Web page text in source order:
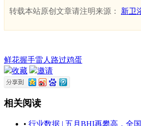
转载本站原创文章请注明来源： 新卫
鲜花握手雷人 路过鸡蛋
收藏
邀请
相关阅读
• 行业数据 | 五月BHI再攀高，全